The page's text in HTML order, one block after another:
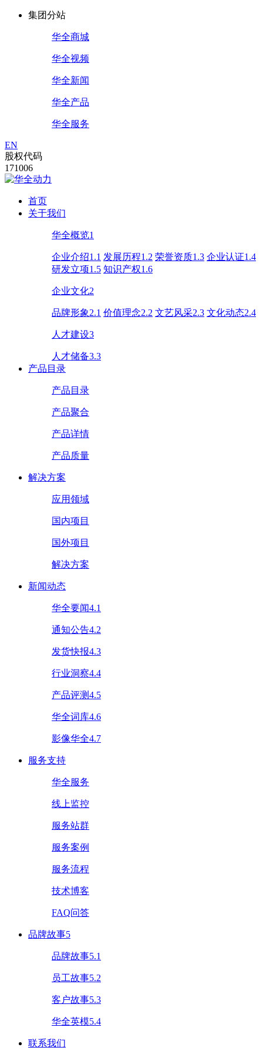
集团分站
华全商城
华全视频
华全新闻
华全产品
华全服务
EN
股权代码
171006
首页
关于我们
华全概览1
企业介绍1.1 发展历程1.2 荣誉资质1.3 企业认证1.4
研发立项1.5 知识产权1.6
企业文化2
品牌形象2.1 价值理念2.2 文艺风采2.3 文化动态2.4
人才建设3
人才储备3.3
产品目录
产品目录
产品聚合
产品详情
产品质量
解决方案
应用领域
国内项目
国外项目
解决方案
新闻动态
华全要闻4.1
通知公告4.2
发货快报4.3
行业洞察4.4
产品评测4.5
华全词库4.6
影像华全4.7
服务支持
华全服务
线上监控
服务站群
服务案例
服务流程
技术博客
FAQ问答
品牌故事5
品牌故事5.1
员工故事5.2
客户故事5.3
华全英模5.4
联系我们